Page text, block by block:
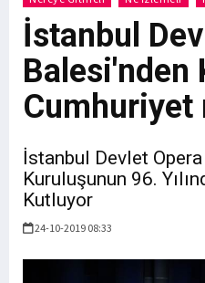
İstanbul
Balesi'nden
İstanbul Devlet
Kuruluşunun 96.
Kutluyor
24-10-2019 08:33